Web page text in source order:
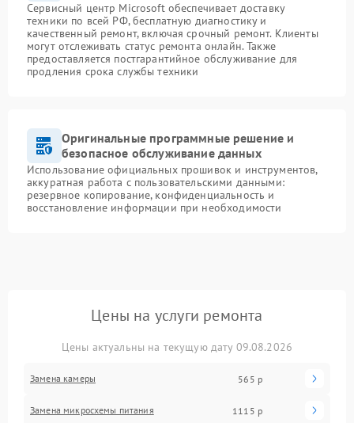
Сервисный центр Microsoft обеспечивает доставку
техники по всей РФ, бесплатную диагностику и
качественный ремонт, включая срочный ремонт. Клиенты
могут отслеживать статус ремонта онлайн. Также
предоставляется постгарантийное обслуживание для
продления срока службы техники
Оригинальные программные решение и
безопасное обслуживание данных
Использование официальных прошивок и инструментов,
аккуратная работа с пользовательскими данными:
резервное копирование, конфиденциальность и
восстановление информации при необходимости
Цены на услуги ремонта
Цены актуальны на текущую дату 09.08.2026
Замена камеры 565 р
Замена микросхемы питания 1115 р